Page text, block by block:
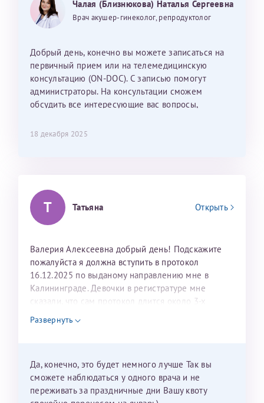
Темирбулатов Ринат Рафаилевич
Репродуктологи
26 июля 2026
дальнейшие действия для программы эко
Чалая (Близнюкова) Наталья Сергеевна
Врач акушер-гинеколог, репродуктолог
Добрый день, конечно вы можете записаться на
первичный прием или на телемедицинскую
консультацию (ON-DOC). С записью помогут
администраторы. На консультации сможем
обсудить все интересующие вас вопросы,
18 декабря 2025
Т Татьяна Открыть
Валерия Алексеевна добрый день! Подскажите
пожалуйста я должна вступить в протокол
16.12.2025 по выданому направлению мне в
Калининграде. Девочки в регистратуре мне
сказали, что сам протокол длится около 3-х
недель и 3 недели я должна находится в Питере.
Можно мне новый год провести в Калининграде и
Развернуть
Да, конечно, это будет немного лучше Так вы
сможете наблюдаться у одного врача и не
переживать за праздничные дни Вашу квоту